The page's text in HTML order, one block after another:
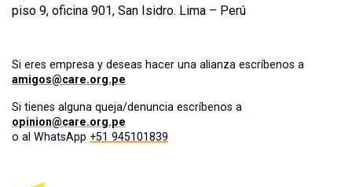
piso 9, oficina 901, San Isidro. Lima – Perú
Si eres empresa y deseas hacer una alianza escríbenos a
amigos@care.org.pe
Si tienes alguna queja/denuncia escríbenos a
opinion@care.org.pe
o al WhatsApp +51 945101839